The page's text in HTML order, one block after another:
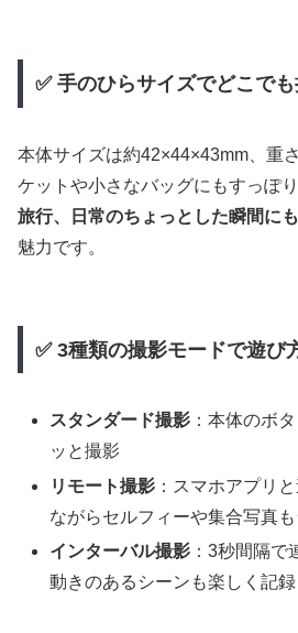
✅ 手のひらサイズでどこで
本体サイズは約42×44×43mm、重
ケットや小さなバッグにもすっぽり
旅行、日常のちょっとした瞬間に
魅力です。
✅ 3種類の撮影モードで遊び
スタンダード撮影 ：本体のボ
ッと撮影
リモート撮影 ：スマホアプリ
ながらセルフィーや集合写真も
インターバル撮影 ：3秒間隔で
動きのあるシーンも楽しく記録